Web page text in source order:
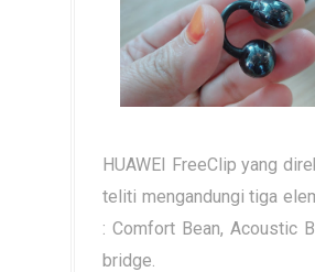
HUAWEI FreeClip yang
teliti mengandungi tiga
: Comfort Bean, Acoustic
bridge.